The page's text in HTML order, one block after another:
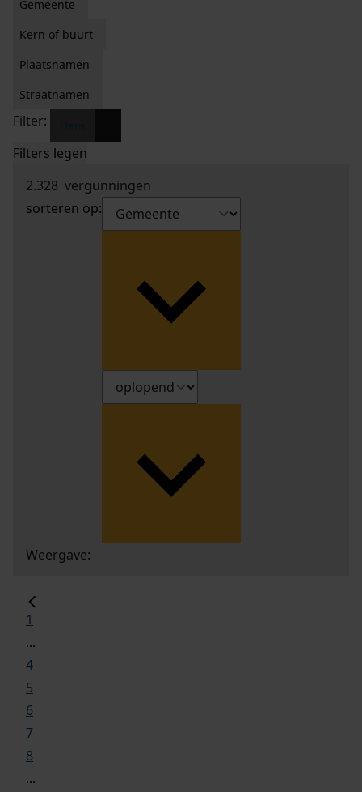
Gemeente
Kern of buurt
Plaatsnamen
Straatnamen
Filter:
Filters legen
2.328 vergunningen
sorteren op:
Weergave:
1
...
4
5
6
7
8
...